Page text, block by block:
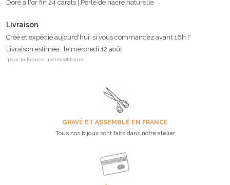
Doré à l'or fin 24 carats | Perle de nacre naturelle
Livraison
Créé et expédié aujourd'hui, si vous commandez avant 16h !*
Livraison estimée : le mercredi 12 août
*pour la France métropolitaine
GRAVÉ ET ASSEMBLÉ EN FRANCE
Tous nos bijoux sont faits dans notre atelier